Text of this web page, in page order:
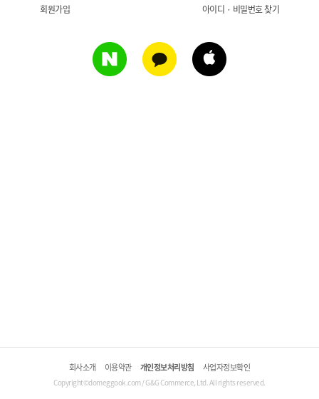
회원가입 아이디 · 비밀번호 찾기
회사소개 이용약관 개인정보처리방침 사업자정보확인
Copyright©domeggook.com / G&G Commerce, Ltd. All rights reserved.